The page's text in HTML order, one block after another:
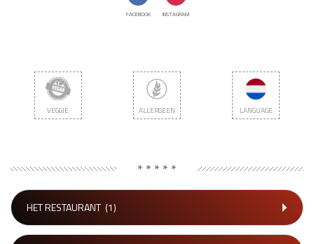
FACEBOOK INSTAGRAM
VEGGIE ALLERGEEN LANGUAGE
* * * * *
HET RESTAURANT (1)